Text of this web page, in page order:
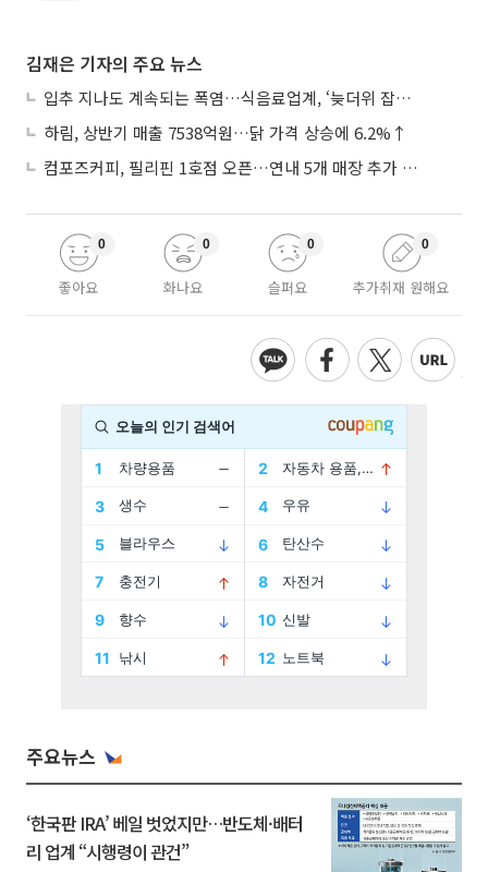
김재은 기자의 주요 뉴스
입추 지나도 계속되는 폭염…식음료업계, ‘늦더위 잡기’ 전력 투구
하림, 상반기 매출 7538억원…닭 가격 상승에 6.2%↑
컴포즈커피, 필리핀 1호점 오픈…연내 5개 매장 추가 출점
좋아요
0
화나요
0
슬퍼요
0
추가취재 원해요
0
주요뉴스
‘한국판 IRA’ 베일 벗었지만…반도체·배터
리 업계 “시행령이 관건”